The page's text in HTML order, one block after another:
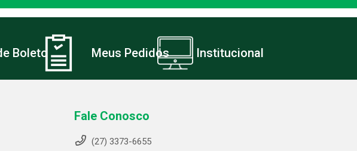
Boleto Meus Pedidos Institucional
Fale Conosco
(27) 3373-6655